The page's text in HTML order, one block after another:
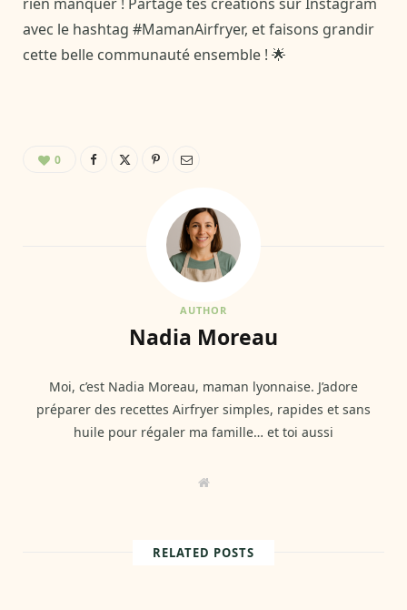
rien manquer ! Partage tes créations sur Instagram
avec le hashtag #MamanAirfryer, et faisons grandir
cette belle communauté ensemble ! 🌟
0
AUTHOR
Nadia Moreau
Moi, c’est Nadia Moreau, maman lyonnaise. J’adore
préparer des recettes Airfryer simples, rapides et sans
huile pour régaler ma famille… et toi aussi
W
RELATED POSTS